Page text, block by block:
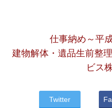
仕事納め～平
建物解体・遺品生前整
ビス
Twitter